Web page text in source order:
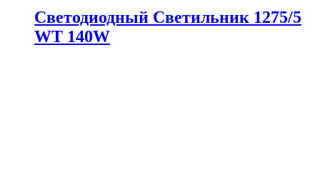
Светодиодный Светильник 1275/5
WT 140W